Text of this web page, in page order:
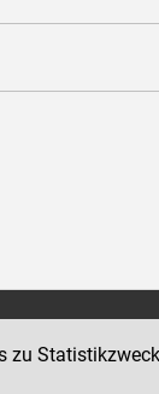
Impressum
zu